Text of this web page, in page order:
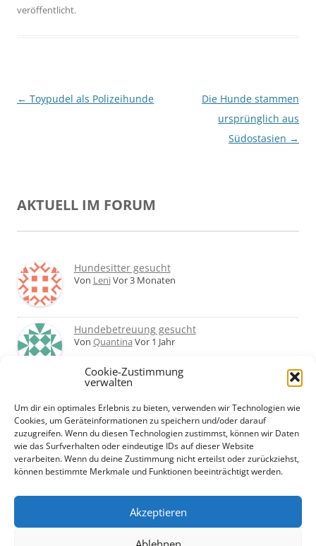
Cookie-Zustimmung
verwalten
Um dir ein optimales Erlebnis zu bieten, verwenden wir Technologien wie
Cookies, um Geräteinformationen zu speichern und/oder darauf
zuzugreifen. Wenn du diesen Technologien zustimmst, können wir Daten
wie das Surfverhalten oder eindeutige IDs auf dieser Website
verarbeiten. Wenn du deine Zustimmung nicht erteilst oder zurückziehst,
können bestimmte Merkmale und Funktionen beeinträchtigt werden.
Akzeptieren
veröffentlicht.
Beitragsnavigation
← Toypudel als Polizeihunde
Die Hunde stammen
ursprünglich aus
Südostasien →
AKTUELL IM FORUM
Hundesitter gesucht
Von LeniVor 3 Monaten
Hundebetreuung gesucht
Von Quantina Vor 1 Jahr
Was haltet ihr von Hundetagesstätten?
Erfahrungen?
VonMartin Vor 2 Jahren
Urlaub mit Hund... Tipps für hundefreundliche
Unterkünfte?
VonBeateVor 2 Jahren